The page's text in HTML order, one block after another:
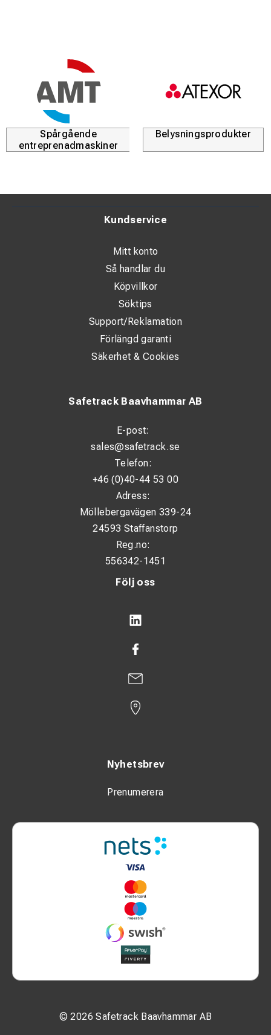
Levereras komplett med ram, kapell och sidoväggar
Finns även i blå, grön, röd och vit
37 mm bottenbalk på yttre ben
Ramvikt: 34 kg, kapellvikt: 8,8 kg, gavelvikt: 14 kg
Mått hopfällt: 155 x 25 x 40 cm
Spårgående
entreprenadmaskiner
Belysningsprodukter
Följ oss
Nyhetsbrev
Prenumerera
© 2026 Safetrack Baavhammar AB
Safetrack Baavhammar AB
E-post:
sales@safetrack.se
Telefon:
+46 (0)40-44 53 00
Adress:
Möllebergavägen 339-24
24593 Staffanstorp
Reg.no:
556342-1451
Kundservice
Mitt konto
Så handlar du
Köpvillkor
Söktips
Support/Reklamation
Förlängd garanti
Säkerhet & Cookies